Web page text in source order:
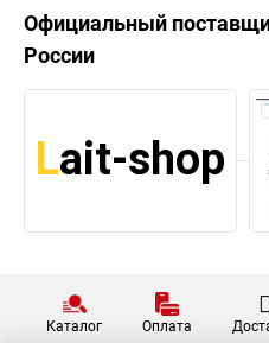
Официальный
России
Каталог Оплата